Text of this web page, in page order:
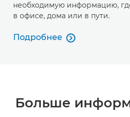
необходимую информацию,
в офисе, дома или в пути.
Подробнее
Подробнее

Больше